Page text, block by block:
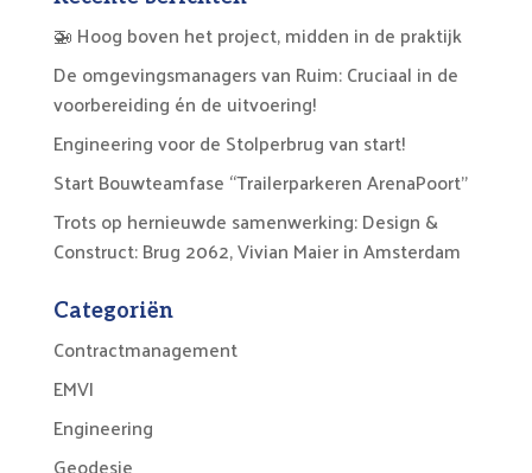
🚁 Hoog boven het project, midden in de praktijk
De omgevingsmanagers van Ruim: Cruciaal in de
voorbereiding én de uitvoering!
Engineering voor de Stolperbrug van start!
Start Bouwteamfase “Trailerparkeren ArenaPoort”
Trots op hernieuwde samenwerking: Design &
Construct: Brug 2062, Vivian Maier in Amsterdam
Categoriën
Contractmanagement
EMVI
Engineering
Geodesie